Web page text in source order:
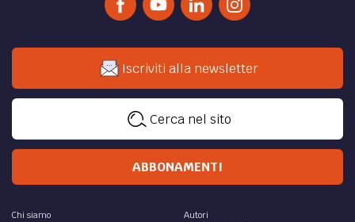
Iscriviti alla newsletter
Cerca nel sito
ABBONAMENTI
Chi siamo
Autori